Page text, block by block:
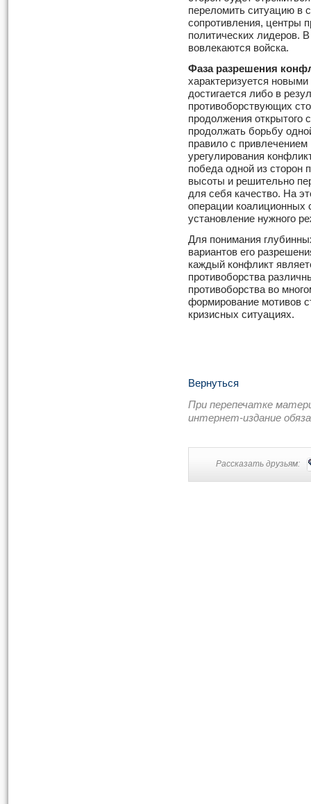
переломить ситуацию в
сопротивления, центры
политических лидеров.
вовлекаются войска.
Фаза разрешения
характеризуется
достигается либо в
противоборствующих
продолжения открытого
продолжать борьбу
правило с
урегулирования
победа одной из сторон
высоты и решительно
для себя качество. На
операции коалиционных
установление нужного
Для понимания
вариантов его
каждый конфликт
противоборства
противоборства во
формирование мотивов
кризисных ситуациях.
Вернуться
При перепечатке
интернет-издание
Рассказать друзьям: